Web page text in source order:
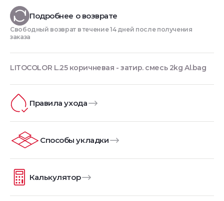
Подробнее о возврате
Свободный возврат в течение 14 дней после получения
заказа
LITOCOLOR L.25 коричневая - затир. смесь 2kg Al.bag
Правила ухода
Способы укладки
Калькулятор